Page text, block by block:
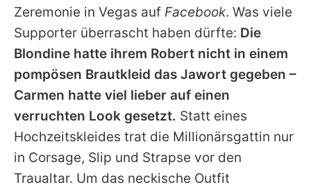
Zeremonie in Vegas auf Facebook. Was viele
Supporter überrascht haben dürfte: Die
Blondine hatte ihrem Robert nicht in einem
pompösen Brautkleid das Jawort gegeben –
Carmen hatte viel lieber auf einen
verruchten Look gesetzt. Statt eines
Hochzeitskleides trat die Millionärsgattin nur
in Corsage, Slip und Strapse vor den
Traualtar. Um das neckische Outfit